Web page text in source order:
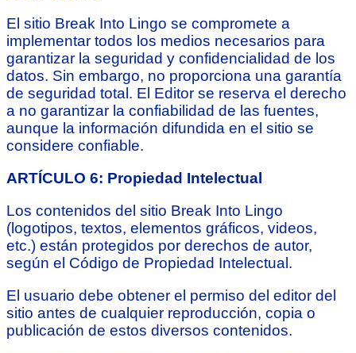
El sitio Break Into Lingo se compromete a
implementar todos los medios necesarios para
garantizar la seguridad y confidencialidad de los
datos. Sin embargo, no proporciona una garantía
de seguridad total. El Editor se reserva el derecho
a no garantizar la confiabilidad de las fuentes,
aunque la información difundida en el sitio se
considere confiable.
ARTÍCULO 6: Propiedad Intelectual
Los contenidos del sitio Break Into Lingo
(logotipos, textos, elementos gráficos, videos,
etc.) están protegidos por derechos de autor,
según el Código de Propiedad Intelectual.
El usuario debe obtener el permiso del editor del
sitio antes de cualquier reproducción, copia o
publicación de estos diversos contenidos.